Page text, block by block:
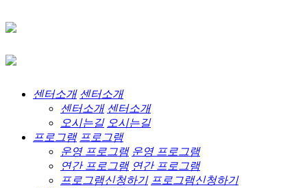
센터소개 센터소개
센터소개 센터소개
오시는길 오시는길
프로그램 프로그램
운영 프로그램 운영 프로그램
연간 프로그램 연간 프로그램
프로그램신청하기 프로그램신청하기